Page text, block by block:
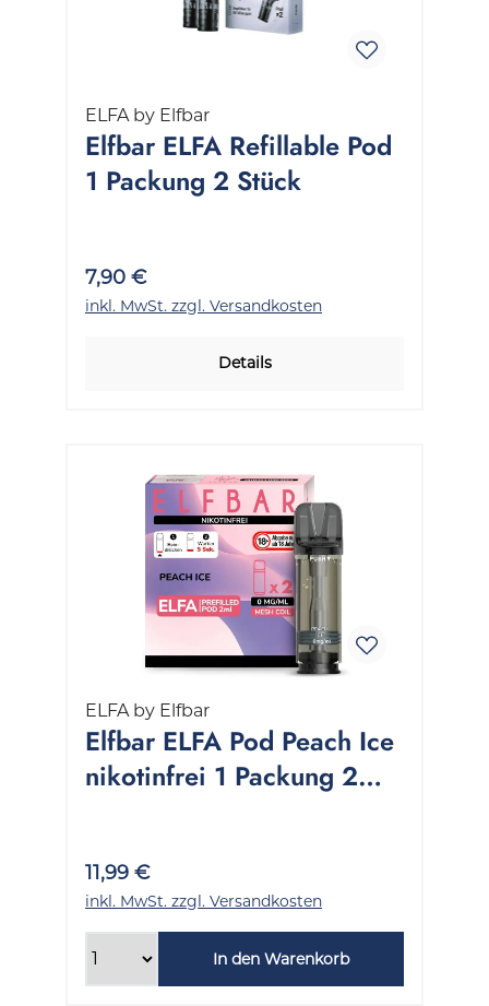
ELFA by Elfbar
Elfbar ELFA Refillable Pod
1 Packung 2 Stück
7,90 €
inkl. MwSt. zzgl. Versandkosten
Details
ELFA by Elfbar
Elfbar ELFA Pod Peach Ice
nikotinfrei 1 Packung 2
11,99 €
inkl. MwSt. zzgl. Versandkosten
In den Warenkorb